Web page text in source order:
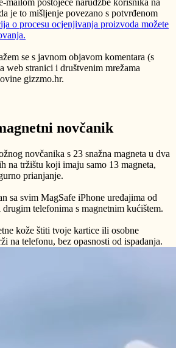
je to mišljenje povezano s potvrđenom
o procesu ocjenjivanja proizvoda možete
se s javnom objavom komentara (s
web stranici i društvenim mrežama
gizzmo.hr.
novčanik
novčanika s 23 snažna magneta u dva
na tržištu koji imaju samo 13 magneta,
prianjanje.
sa svim MagSafe iPhone uređajima od
telefonima s magnetnim kućištem.
kože štiti tvoje kartice ili osobne
na telefonu, bez opasnosti od ispadanja.